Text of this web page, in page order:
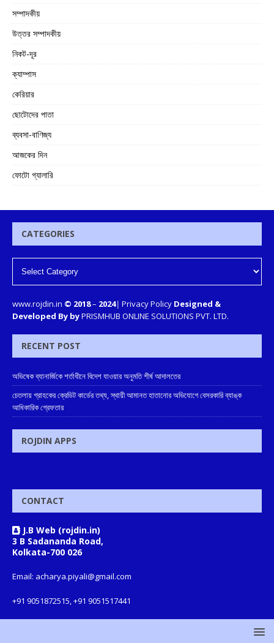
সম্পাদকীয়
উত্তর সম্পাদকীয়
নিকট-দূর
ক্যাম্পাস
কেরিয়ার
ছোটোদের পাতা
ব্যবসা-বাণিজ্য
আজকের দিন
ফোটো গ্যালারি
CATEGORIES
www.rojdin.in © 2018– 2024| Privacy Policy Designed &
Developed By byPRISMHUB ONLINE SOLUTIONS PVT. LTD.
RECENT POST
অভিষেক ব্যানার্জিকে শর্তাধীনে বিদেশ যাওয়ার অনুমতি শীর্ষ আদালতের
চেতলায় গ্রাহকের ক্রেডিট কার্ডের তথ্য, স্থায়ী আমানত হাতানোর অভিযোগে বেসরকারি ব্যাঙ্ক
আধিকারিক গ্রেফতার
ROJDIN APPS
CONTACT
J.B Web (rojdin.in)
3 B Sadananda Road,
Kolkata-700 026
Email: acharya.piyali@gmail.com
+91 9051872515, +91 9051517441